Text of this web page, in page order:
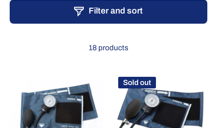
Filter and sort
18 products
Sold out